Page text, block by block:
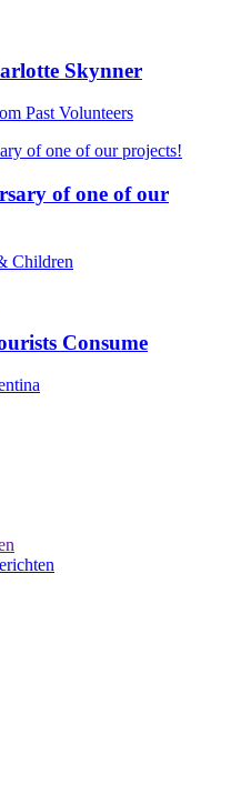
Skynner
Past Volunteers
of one of our
Children
Consume